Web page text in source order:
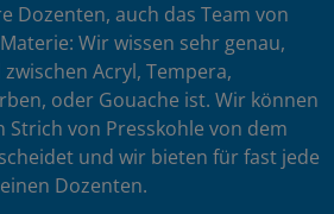
Dozenten, auch das Team von
Wir wissen sehr genau,
Acryl, Tempera,
oder Gouache ist. Wir können
Strich von Presskohle von dem
und wir bieten für fast jede
Dozenten.